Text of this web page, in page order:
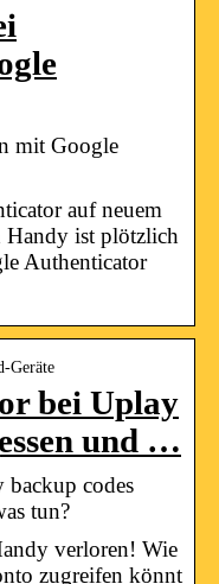
mit Google
auf neuem
Handy ist plötzlich
Authenticator
Geräte
bei Uplay
und …
backup codes
tun?
verloren! Wie
zugreifen könnt